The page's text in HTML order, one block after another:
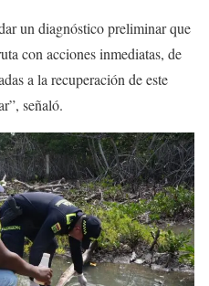
un diagnóstico preliminar que
con acciones inmediatas, de
a la recuperación de este
señaló.